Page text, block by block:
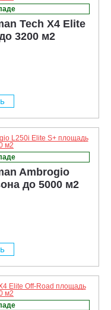
Tech X4 Elite
3200 м2
Ambrogio
до 5000 м2